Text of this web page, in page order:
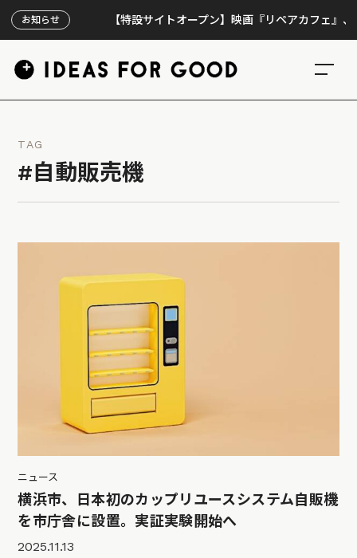
お知らせ 【特設サイトオープン】映画『リペアカフェ』、上映
TAG
#自動販売機
ニュース
横浜市、日本初のカップリユースシステム自販機
を市庁舎に設置。実証実験開始へ
2025.11.13